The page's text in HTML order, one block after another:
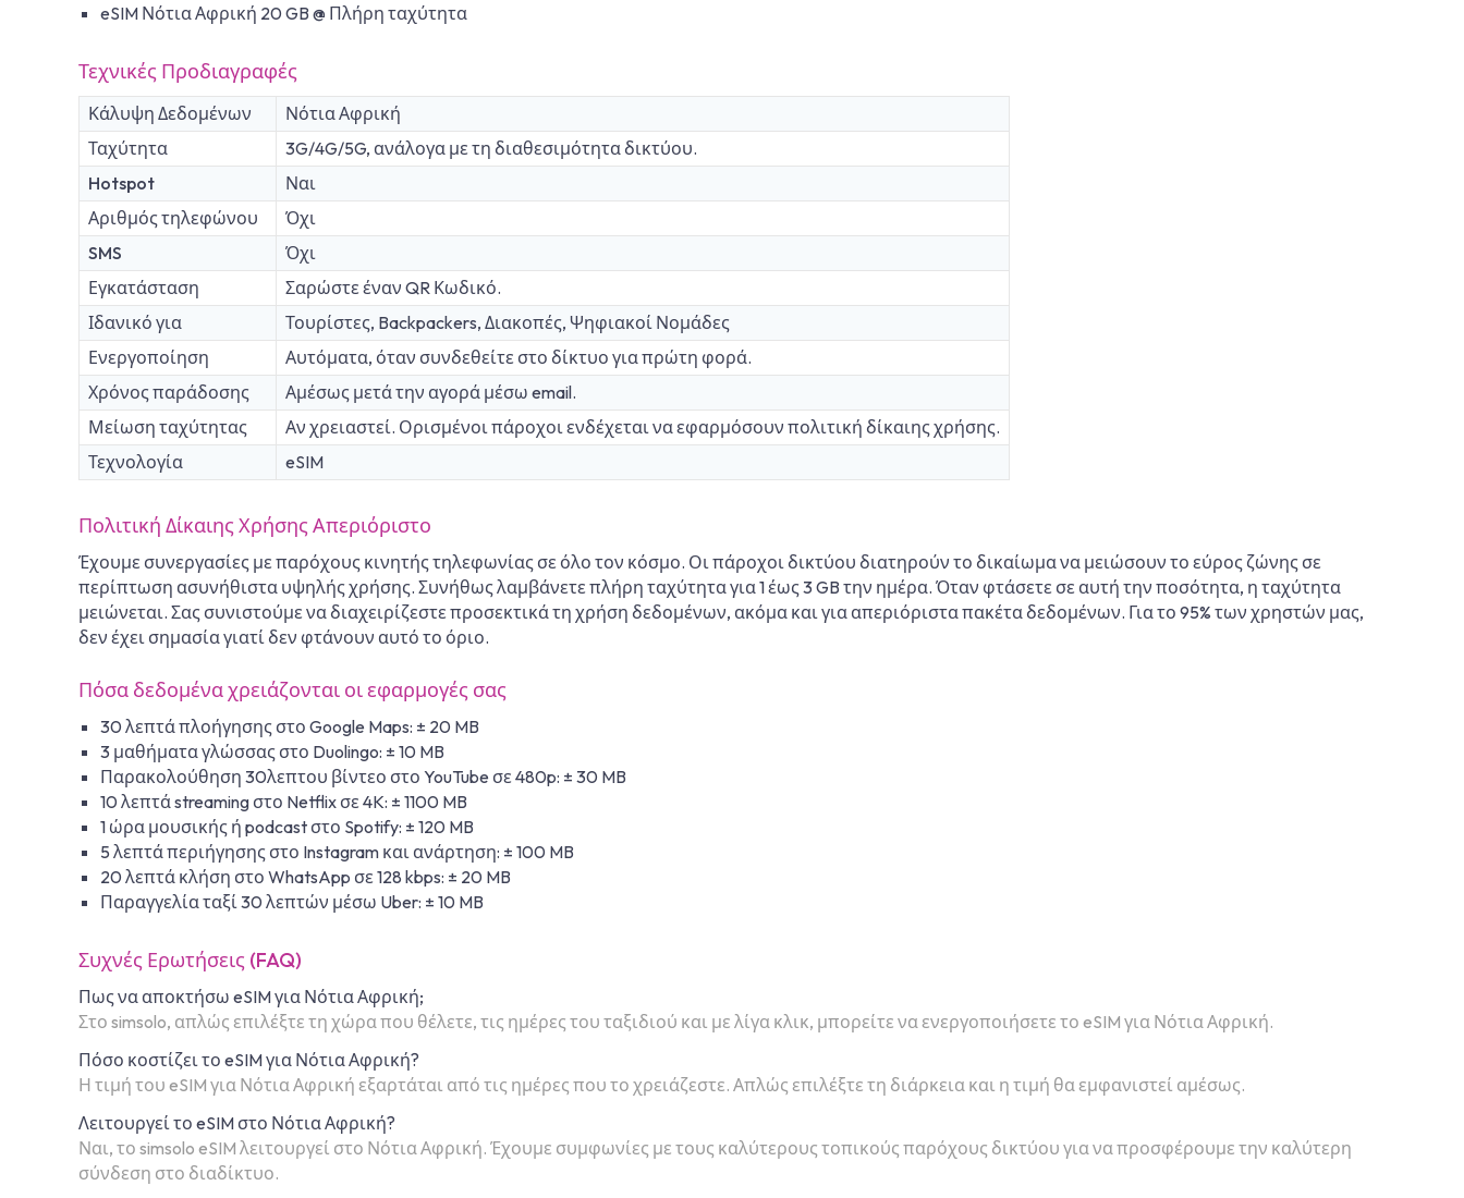
eSIM Νότια Αφρική 20 GB @ Πλήρη ταχύτητα
Τεχνικές Προδιαγραφές
Κάλυψη Δεδομένων
Νότια Αφρική
Ταχύτητα
3G/4G/5G, ανάλογα με τη διαθεσιμότητα δικτύου.
Hotspot
Ναι
Αριθμός τηλεφώνου
Όχι
SMS
Όχι
Εγκατάσταση
Σαρώστε έναν QR Κωδικό.
Ιδανικό για
Τουρίστες, Backpackers, Διακοπές, Ψηφιακοί Νομάδες
Ενεργοποίηση
Αυτόματα, όταν συνδεθείτε στο δίκτυο για πρώτη φορά.
Χρόνος παράδοσης
Αμέσως μετά την αγορά μέσω email.
Μείωση ταχύτητας
Αν χρειαστεί. Ορισμένοι πάροχοι ενδέχεται να εφαρμόσουν πολιτική δίκαιης χρήσης.
Τεχνολογία
eSIM
Πολιτική Δίκαιης Χρήσης Απεριόριστο
Έχουμε συνεργασίες με παρόχους κινητής τηλεφωνίας σε όλο τον κόσμο. Οι πάροχοι δικτύου διατηρούν το δικαίωμα να μειώσουν το εύρος ζώνης σε
περίπτωση ασυνήθιστα υψηλής χρήσης. Συνήθως λαμβάνετε πλήρη ταχύτητα για 1 έως 3 GB την ημέρα. Όταν φτάσετε σε αυτή την ποσότητα, η ταχύτητα
μειώνεται. Σας συνιστούμε να διαχειρίζεστε προσεκτικά τη χρήση δεδομένων, ακόμα και για απεριόριστα πακέτα δεδομένων. Για το 95% των χρηστών μας,
δεν έχει σημασία γιατί δεν φτάνουν αυτό το όριο.
Πόσα δεδομένα χρειάζονται οι εφαρμογές σας
30 λεπτά πλοήγησης στο Google Maps: ± 20 MB
3 μαθήματα γλώσσας στο Duolingo: ± 10 MB
Παρακολούθηση 30λεπτου βίντεο στο YouTube σε 480p: ± 30 MB
10 λεπτά streaming στο Netflix σε 4K: ± 1100 MB
1 ώρα μουσικής ή podcast στο Spotify: ± 120 MB
5 λεπτά περιήγησης στο Instagram και ανάρτηση: ± 100 MB
20 λεπτά κλήση στο WhatsApp σε 128 kbps: ± 20 MB
Παραγγελία ταξί 30 λεπτών μέσω Uber: ± 10 MB
Συχνές Ερωτήσεις (FAQ)
Πως να αποκτήσω eSIM για Νότια Αφρική;
Στο simsolo, απλώς επιλέξτε τη χώρα που θέλετε, τις ημέρες του ταξιδιού και με λίγα κλικ, μπορείτε να ενεργοποιήσετε το eSIM για Νότια Αφρική.
Πόσο κοστίζει το eSIM για Νότια Αφρική?
Η τιμή του eSIM για Νότια Αφρική εξαρτάται από τις ημέρες που το χρειάζεστε. Απλώς επιλέξτε τη διάρκεια και η τιμή θα εμφανιστεί αμέσως.
Λειτουργεί το eSIM στο Νότια Αφρική?
Ναι, το simsolo eSIM λειτουργεί στο Νότια Αφρική. Έχουμε συμφωνίες με τους καλύτερους τοπικούς παρόχους δικτύου για να προσφέρουμε την καλύτερη
σύνδεση στο διαδίκτυο.